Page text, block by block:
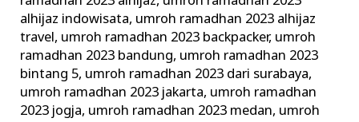
alhijaz indowisata, umroh ramadhan 2023 alhijaz
travel, umroh ramadhan 2023 backpacker, umroh
ramadhan 2023 bandung, umroh ramadhan 2023
bintang 5, umroh ramadhan 2023 dari surabaya,
umroh ramadhan 2023 jakarta, umroh ramadhan
2023 jogja, umroh ramadhan 2023 medan, umroh